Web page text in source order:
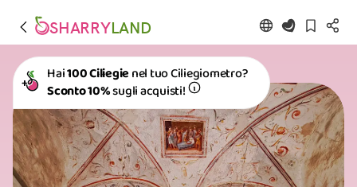
SHARRYLAND
Hai100 Ciliegienel tuo Ciliegiometro?
Sconto 10%sugli acquisti!